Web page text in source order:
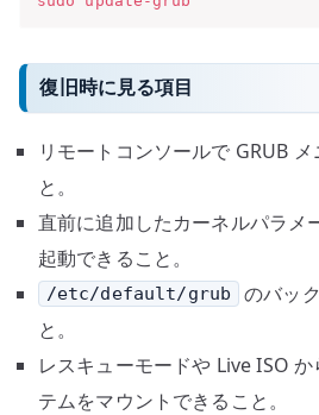
復旧時に見る項目
リモートコンソールで GRUB
と。
直前に追加したカーネルパラメ
起動できること。
/etc/default/grub
のバッ
と。
レスキューモードや Live ISO
テムをマウントできること。